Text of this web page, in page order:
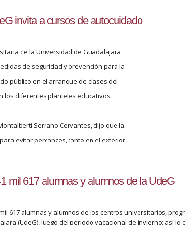
invita a cursos de autocuidado
de la Universidad de Guadalajara
de seguridad y prevención para la
público en el arranque de clases del
los diferentes planteles educativos.
Serrano Cervantes, dijo que la
evitar percances, tanto en el exterior
mil 617 alumnas y alumnos de la UdeG
617 alumnas y alumnos de los centros universitarios,
(UdeG), luego del periodo vacacional de invierno; así lo